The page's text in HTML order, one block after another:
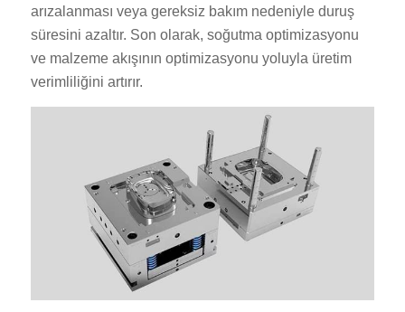
arızalanması veya gereksiz bakım nedeniyle duruş
süresini azaltır. Son olarak, soğutma optimizasyonu
ve malzeme akışının optimizasyonu yoluyla üretim
verimliliğini artırır.